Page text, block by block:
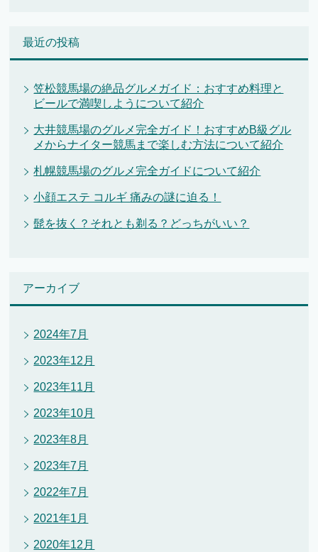
最近の投稿
笠松競馬場の絶品グルメガイド：おすすめ料理と
ビールで満喫しようについて紹介
大井競馬場のグルメ完全ガイド！おすすめB級グル
メからナイター競馬まで楽しむ方法について紹介
札幌競馬場のグルメ完全ガイドについて紹介
小顔エステ コルギ 痛みの謎に迫る！
髭を抜く？それとも剃る？どっちがいい？
アーカイブ
2024年7月
2023年12月
2023年11月
2023年10月
2023年8月
2023年7月
2022年7月
2021年1月
2020年12月